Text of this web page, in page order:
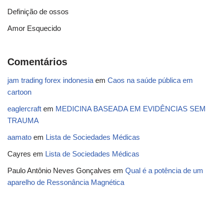
Definição de ossos
Amor Esquecido
Comentários
jam trading forex indonesia em Caos na saúde pública em
cartoon
eaglercraft em MEDICINA BASEADA EM EVIDÊNCIAS SEM
TRAUMA
aamato em Lista de Sociedades Médicas
Cayres em Lista de Sociedades Médicas
Paulo Antônio Neves Gonçalves em Qual é a potência de um
aparelho de Ressonância Magnética